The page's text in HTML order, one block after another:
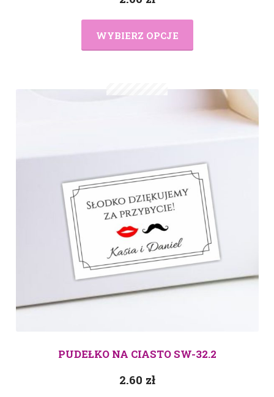
WYBIERZ OPCJE
PUDEŁKO NA CIASTO SW-32.2
2.60 zł